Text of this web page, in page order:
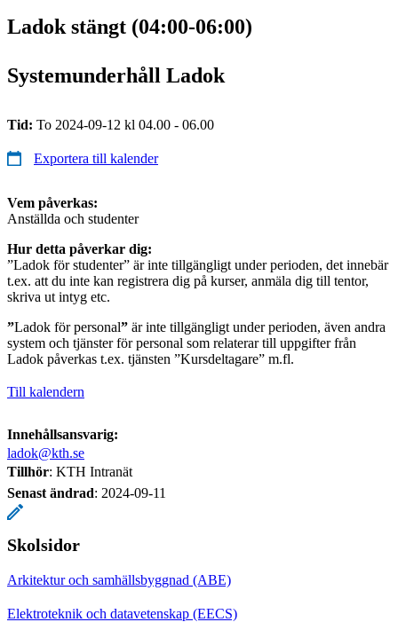
Ladok stängt (04:00-06:00)
Systemunderhåll Ladok
Tid: To 2024-09-12 kl 04.00 - 06.00
Exportera till kalender
Vem påverkas:
Anställda och studenter
Hur detta påverkar dig:
”Ladok för studenter” är inte tillgängligt under perioden, det innebär
t.ex. att du inte kan registrera dig på kurser, anmäla dig till tentor,
skriva ut intyg etc.
”Ladok för personal” är inte tillgängligt under perioden, även andra
system och tjänster för personal som relaterar till uppgifter från
Ladok påverkas t.ex. tjänsten ”Kursdeltagare” m.fl.
Till kalendern
Innehållsansvarig:
ladok@kth.se
Tillhör: KTH Intranät
Senast ändrad: 2024-09-11
Skolsidor
Arkitektur och samhällsbyggnad (ABE)
Elektroteknik och datavetenskap (EECS)